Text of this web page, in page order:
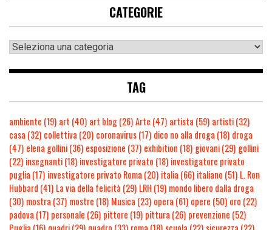
CATEGORIE
TAG
ambiente (19) art (40) art blog(26)Arte (47) artista (59) artisti(32)
casa (32) collettiva (20) coronavirus(17) dico no alla droga (18) droga
(47) elena gollini(36) esposizione (37) exhibition (18) giovani(29) gollini
(22) insegnanti(18) investigatore privato (18) investigatore privato
puglia (17) investigatore privato Roma (20) italia (66) italiano (51) L. Ron
Hubbard (41) La via della felicità (29) LRH (19) mondo libero dalla droga
(30) mostra (37) mostre (18) Musica (23) opera (61) opere (50) oro (22)
padova (17) personale (26) pittore (19) pittura (26) prevenzione (52)